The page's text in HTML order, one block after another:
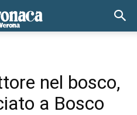
nel bosco,
a Bosco